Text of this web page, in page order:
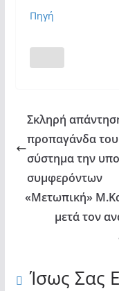
Πηγή
Σκληρή
προπαγάνδα του
σύστημα την
συμφερόντων
«Μετωπική»
μετά τον
Ίσως Σας